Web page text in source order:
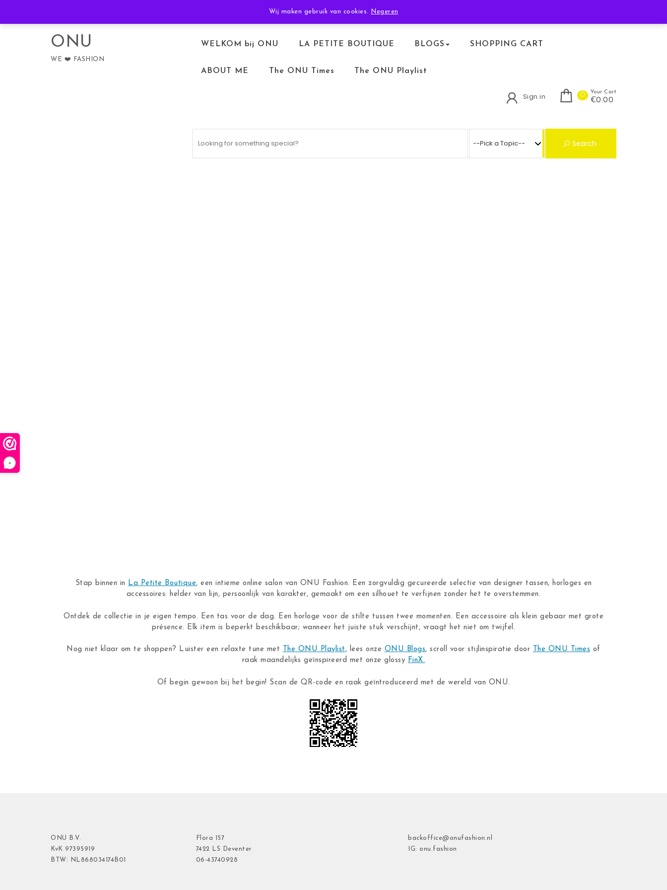
-
Wij maken gebruik van cookies. Negeren
TERUGBETALEN & RETOURNEREN ALGEMENE VOORWAARDEN
ONU
WE ❤️ FASHION
WELKOM bij ONU LA PETITE BOUTIQUE BLOGS SHOPPING CART
ABOUT ME The ONU Times The ONU Playlist
Sign in 0 Your Cart
€0.00
Search
Stap binnen in La Petite Boutique, een intieme online salon van ONU Fashion. Een zorgvuldig gecureerde selectie van designer tassen, horloges en
accessoires: helder van lijn, persoonlijk van karakter, gemaakt om een silhouet te verfijnen zonder het te overstemmen.
Ontdek de collectie in je eigen tempo. Een tas voor de dag. Een horloge voor de stilte tussen twee momenten. Een accessoire als klein gebaar met grote
présence. Elk item is beperkt beschikbaar; wanneer het juiste stuk verschijnt, vraagt het niet om twijfel.
Nog niet klaar om te shoppen? Luister een relaxte tune met The ONU Playlist, lees onze ONU Blogs, scroll voor stijlinspiratie door The ONU Times of
raak maandelijks geïnspireerd met onze glossy FinX.
Of begin gewoon bij het begin! Scan de QR-code en raak geïntroduceerd met de wereld van ONU.
ONU B.V.
KvK 97395919
BTW: NL868034174B01
Flora 157
7422 LS Deventer
06-43740928
backoffice@onufashion.nl
IG: onu.fashion